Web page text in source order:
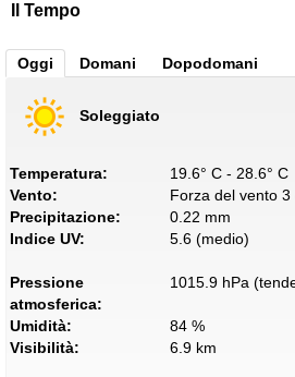
Il Tempo
Oggi Domani Dopodomani
Soleggiato
Temperatura:
19.6° C - 28.6° C
Vento:
Forza del vento 3
Precipitazione:
0.22 mm
Indice UV:
5.6 (medio)
Pressione
atmosferica:
1015.9 hPa
Umidità:
84 %
Visibilità:
6.9 km